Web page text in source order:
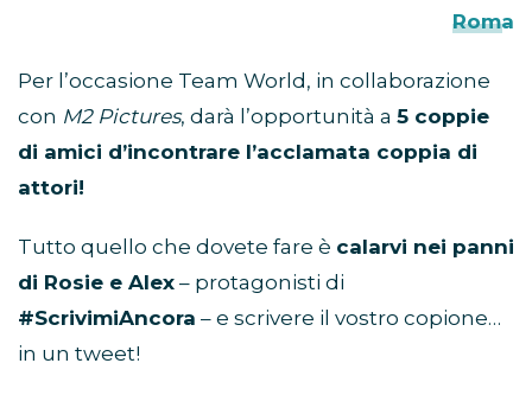
Roma
Per l’occasione Team World, in collaborazione
con M2 Pictures, darà l’opportunità a 5 coppie
di amici d’incontrare l’acclamata coppia di
attori!
Tutto quello che dovete fare è calarvi nei panni
di Rosie e Alex – protagonisti di
#ScrivimiAncora – e scrivere il vostro copione…
in un tweet!